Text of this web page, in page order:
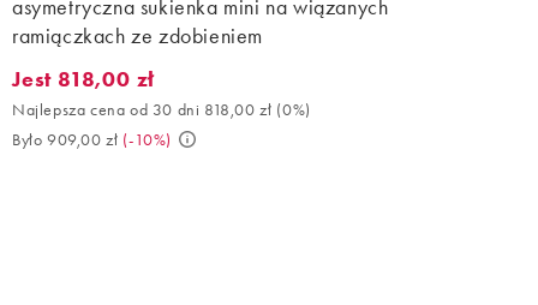
asymetryczna sukienka mini na wiązanych
ramiączkach ze zdobieniem
Jest 818,00 zł. Najlepsza cena od 30 dni 818,00 zł (0%). Było
Jest 818,00 zł
Najlepsza cena od 30 dni 818,00 zł (0%)
Było 909,00 zł (-10%)